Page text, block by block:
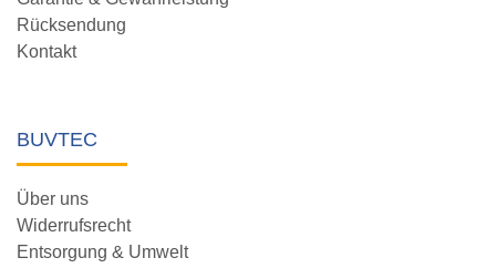
Rücksendung
Kontakt
BUVTEC
Über uns
Widerrufsrecht
Entsorgung & Umwelt